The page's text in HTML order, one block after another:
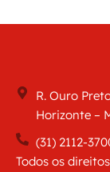
R. Ouro
Horizonte –
(31) 2112-
Todos os